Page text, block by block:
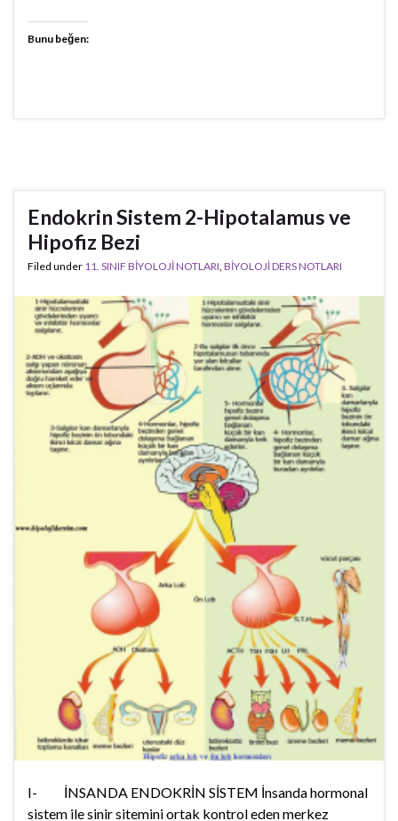
Bunu beğen:
Endokrin Sistem 2-Hipotalamus ve
Hipofiz Bezi
Filed under 11. SINIF BİYOLOJİ NOTLARI, BİYOLOJİ DERS NOTLARI
I- İNSANDA ENDOKRİN SİSTEM İnsanda hormonal
sistem ile sinir sitemini ortak kontrol eden merkez